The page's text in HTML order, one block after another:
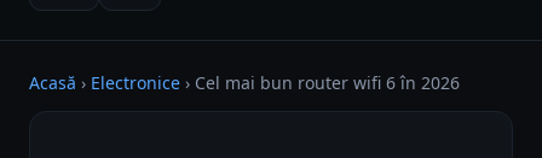
Acasă › Electronice › Cel mai bun router wifi 6 în 2026